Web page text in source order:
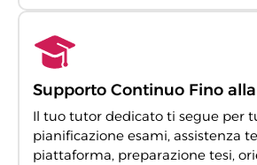
Supporto Continuo Fino
Il tuo tutor dedicato ti segue per
pianificazione esami, assistenza
piattaforma, preparazione tesi,